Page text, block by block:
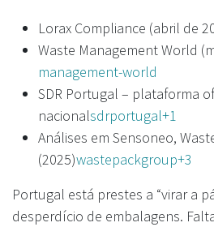
Lorax Compliance (abril de
Waste Management World
management-world
SDR Portugal – plataforma
nacionalsdrportugal+1
Análises em Sensoneo,
(2025)wastepackgroup+3
Portugal está prestes a “virar a
desperdício de embalagens.